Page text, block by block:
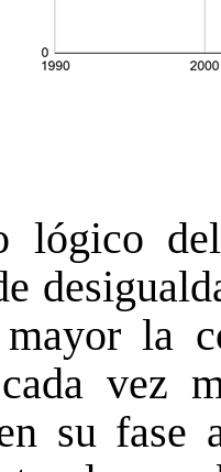
lógico
la
vez
su fase